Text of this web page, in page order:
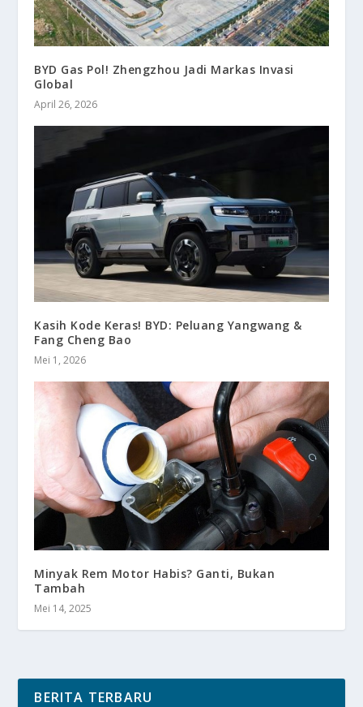
BYD Gas Pol! Zhengzhou Jadi Markas Invasi
Global
April 26, 2026
Kasih Kode Keras! BYD: Peluang Yangwang &
Fang Cheng Bao
Mei 1, 2026
Minyak Rem Motor Habis? Ganti, Bukan
Tambah
Mei 14, 2025
BERITA TERBARU